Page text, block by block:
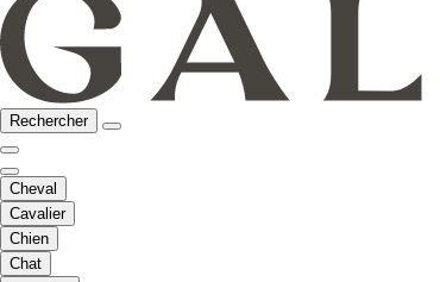
Rechercher
Cheval
Cavalier
Chien
Chat